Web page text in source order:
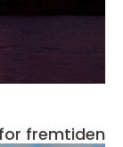
fremtiden